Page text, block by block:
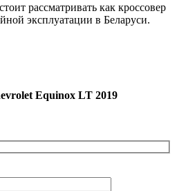
рассматривать как кроссовер
эксплуатации в Беларуси.
Equinox LT 2019